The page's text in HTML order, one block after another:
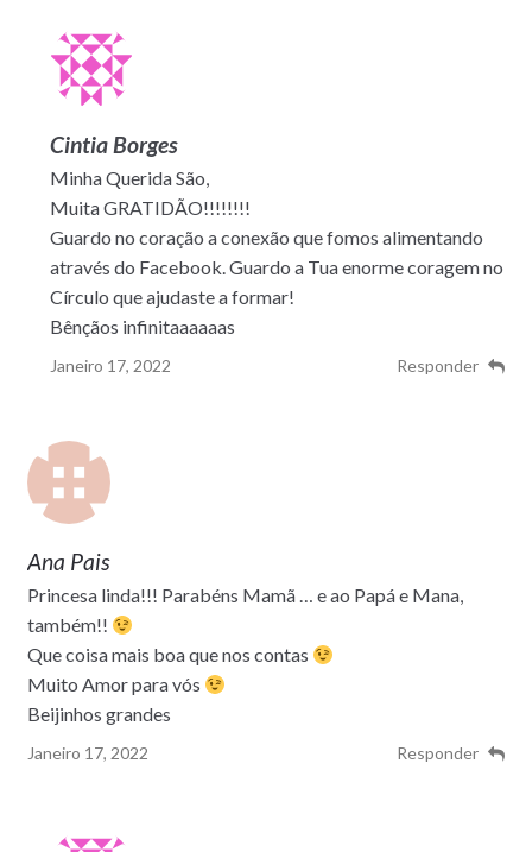
Cintia Borges
Minha Querida São,
Muita GRATIDÃO!!!!!!!!
Guardo no coração a conexão que fomos alimentando
através do Facebook. Guardo a Tua enorme coragem no
Círculo que ajudaste a formar!
Bênçãos infinitaaaaaas
Janeiro 17, 2022 Responder
Ana Pais
Princesa linda!!! Parabéns Mamã … e ao Papá e Mana,
também!!
Que coisa mais boa que nos contas
Muito Amor para vós
Beijinhos grandes
Janeiro 17, 2022 Responder